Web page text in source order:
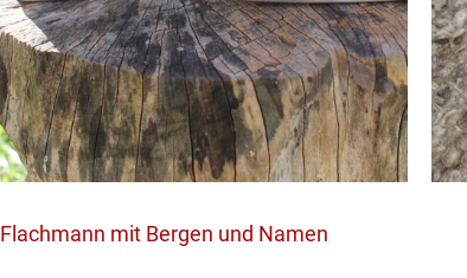
Flachmann mit Bergen und Namen